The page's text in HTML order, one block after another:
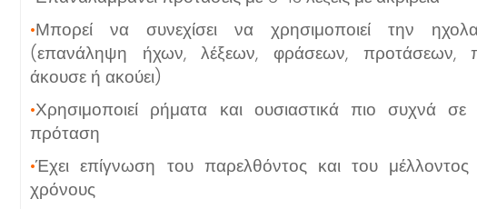
•Μπορεί να συνεχίσει να χρησιμοποιεί την
(επανάληψη ήχων, λέξεων, φράσεων, προτάσεων,
άκουσε ή ακούει)
•Χρησιμοποιεί ρήματα και ουσιαστικά πιο συχνά σε
πρόταση
•Έχει επίγνωση του παρελθόντος και του
χρόνους